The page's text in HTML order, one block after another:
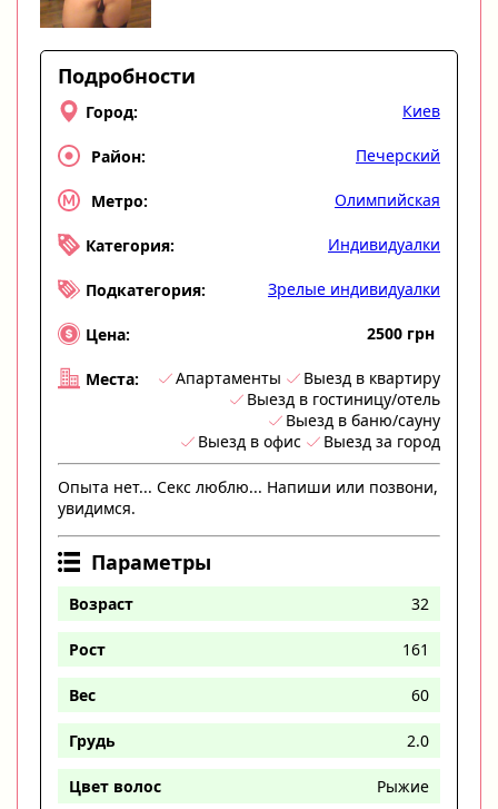
Подробности
Город: Киев
Район: Печерский
Метро: Олимпийская
Категория: Индивидуалки
Подкатегория: Зрелые индивидуалки
Цена: 2500 грн
Места: Апартаменты
Выезд в квартиру
Выезд в гостиницу/отель
Выезд в баню/сауну
Выезд в офис
Выезд за город
Опыта нет... Секс люблю... Напиши или позвони,
увидимся.
Параметры
Возраст 32
Рост 161
Вес 60
Грудь 2.0
Цвет волос Рыжие